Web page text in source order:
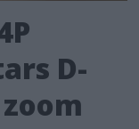
D-